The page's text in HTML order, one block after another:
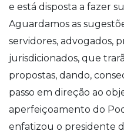
e está disposta a fazer
Aguardamos as
servidores, advogados,
jurisdicionados, que
propostas, dando,
passo em direção ao
aperfeiçoamento do
enfatizou o presidente